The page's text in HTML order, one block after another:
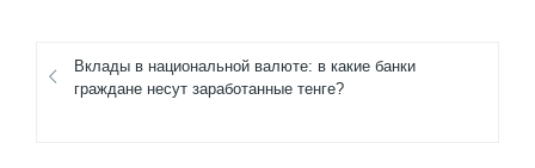
Вклады в национальной валюте: в какие банки
граждане несут заработанные тенге?